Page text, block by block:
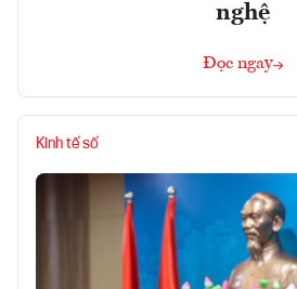
nghệ
Đọc ngay
Kinh tế số